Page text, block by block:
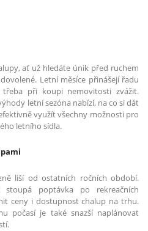
ať už hledáte únik před ruchem
Letní měsíce přinášejí řadu
při koupi nemovitosti zvážit.
letní sezóna nabízí, na co si dát
využít všechny možnosti pro
letního sídla.
liší od ostatních ročních období.
poptávka po rekreačních
ceny i dostupnost chalup na trhu.
počasí je také snazší naplánovat